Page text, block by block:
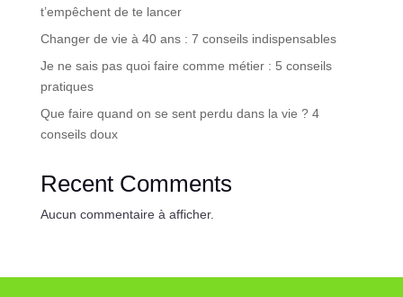
t’empêchent de te lancer
Changer de vie à 40 ans : 7 conseils indispensables
Je ne sais pas quoi faire comme métier : 5 conseils
pratiques
Que faire quand on se sent perdu dans la vie ? 4
conseils doux
Recent Comments
Aucun commentaire à afficher.